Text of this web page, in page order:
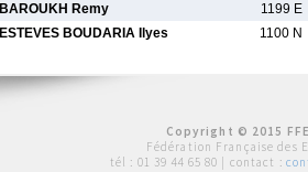
BAROUKH Remy
1199 E
ESTEVES BOUDARIA Ilyes 1100 N
Copyright © 2015
Fédération Française des
tél : 01 39 44 65 80 | contact :